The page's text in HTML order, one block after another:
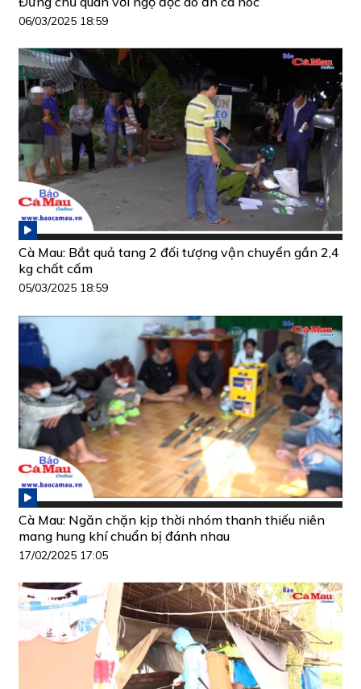
06/03/2025 18:59
Cà Mau: Bắt quả tang 2 đối tượng vận chuyển gần 2,4
kg chất cấm
05/03/2025 18:59
Cà Mau: Ngăn chặn kịp thời nhóm thanh thiếu niên
mang hung khí chuẩn bị đánh nhau
17/02/2025 17:05